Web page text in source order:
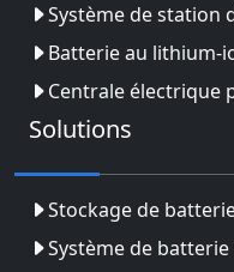
Système de station
Batterie au lithium-
Centrale électrique
Solutions
Stockage de
Système de batterie